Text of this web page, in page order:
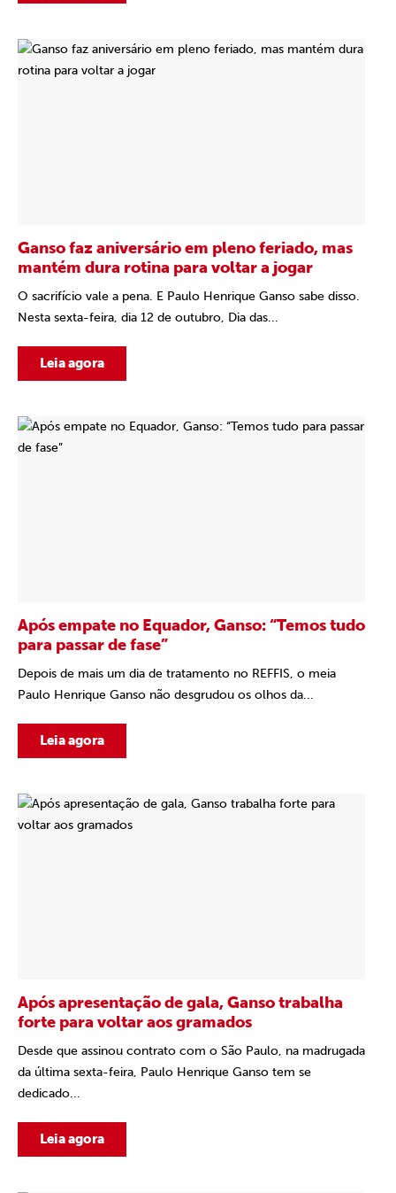
Ganso faz aniversário em pleno feriado, mas
mantém dura rotina para voltar a jogar
O sacrifício vale a pena. E Paulo Henrique Ganso sabe disso.
Nesta sexta-feira, dia 12 de outubro, Dia das...
Leia agora
Após empate no Equador, Ganso: “Temos tudo
para passar de fase”
Depois de mais um dia de tratamento no REFFIS, o meia
Paulo Henrique Ganso não desgrudou os olhos da...
Leia agora
Após apresentação de gala, Ganso trabalha
forte para voltar aos gramados
Desde que assinou contrato com o São Paulo, na madrugada
da última sexta-feira, Paulo Henrique Ganso tem se
dedicado...
Leia agora